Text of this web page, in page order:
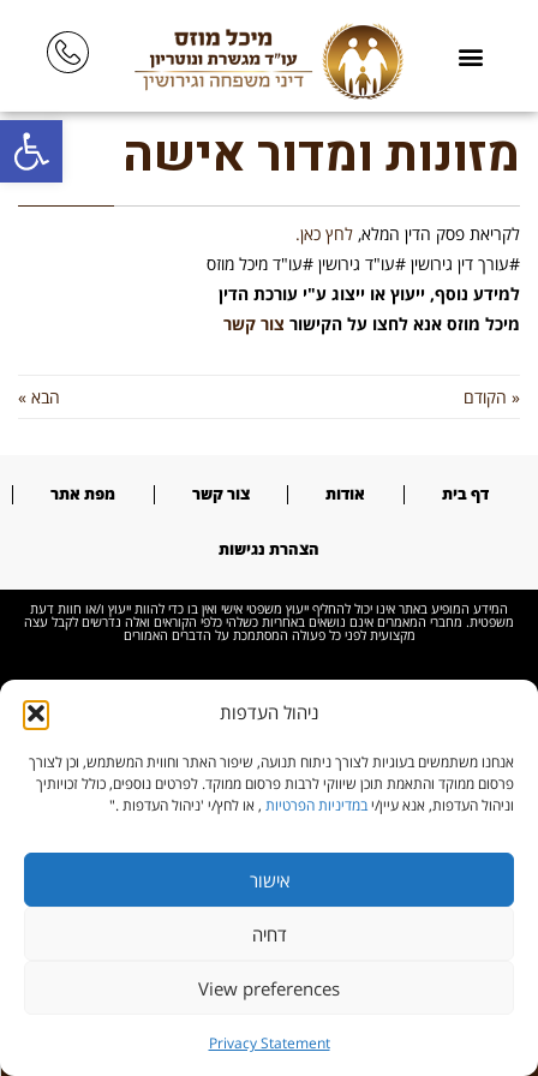
פתח
ניהול העדפות
אנחנו משתמשים בעוגיות לצורך ניתוח תנועה, שיפור האתר וחווית המשתמש, וכן לצורך
פרסום ממוקד והתאמת תוכן שיווקי לרבות פרסום ממוקד. לפרטים נוספים, כולל זכויותיך
וניהול העדפות, אנא עיין/יבמדיניות הפרטיות , או לחץ/י 'ניהול העדפות ."
אישור
דחיה
View preferences
Privacy Statement
מזונות ומדור אישה
לקריאת פסק הדין המלא, לחץ כאן.
#עורך דין גירושין #עו"ד גירושין #עו"ד מיכל מוזס
למידע נוסף, ייעוץ או ייצוג ע"י עורכת הדין
מיכל מוזס אנא לחצו על הקישור צור קשר
« הקודם הבא »
דף בית אודות צור קשר מפת אתר
הצהרת נגישות
המידע המופיע באתר אינו יכול להחליף ייעוץ משפטי אישי ואין בו כדי להוות ייעוץ ו/או חוות דעת
משפטית. מחברי המאמרים אינם נושאים באחריות כשלהי כלפי הקוראים ואלה נדרשים לקבל עצה
מקצועית לפני כל פעולה המסתמכת על הדברים האמורים
2026© כל הזכויות שמורות למיכל מוזס – משרד עורכי דין